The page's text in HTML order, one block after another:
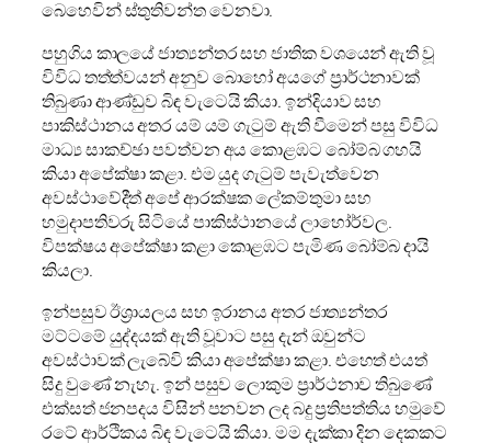
බෙහෙවින් ස්තුතිවන්ත වෙනවා.
පහුගිය කාලයේ ජාත්‍යන්තර සහ ජාතික වශයෙන් ඇති වූ
විවිධ තත්ත්වයන් අනුව බොහෝ අයගේ ප්‍රාර්ථනාවක්
තිබුණා ආණ්ඩුව බිඳ වැටෙයි කියා. ඉන්දියාව සහ
පාකිස්ථානය අතර යම් යම් ගැටුම් ඇති වීමෙන් පසු විවිධ
මාධ්‍ය සාකච්ඡා පවත්වන අය කොළඹට බෝම්බ ගහයි
කියා අපේක්ෂා කළා. එම යුද ගැටුම් පැවැත්වෙන
අවස්ථාවේදීත් අපේ ආරක්ෂක ලේකම්තුමා සහ
හමුදාපතිවරු සිටියේ පාකිස්ථානයේ ලාහෝර්වල.
විපක්ෂය අපේක්ෂා කළා කොළඹට පැමිණ බෝම්බ දායි
කියලා.
ඉන්පසුව ඊශ්‍රායලය සහ ඉරානය අතර ජාත්‍යන්තර
මට්ටමේ යුද්දයක් ඇති වූවාට පසු දැන් ඔවුන්ට
අවස්ථාවක් ලැබේවි කියා අපේක්ෂා කළා. එහෙත් එයත්
සිදු වුණේ නැහැ. ඉන් පසුව ලොකුම ප්‍රාර්ථනාව තිබුණේ
එක්සත් ජනපදය විසින් පනවන ලද බදු ප්‍රතිපත්තිය හමුවේ
රටේ ආර්ථිකය බිඳ වැටෙයි කියා. මම දැක්කා දින දෙකකට